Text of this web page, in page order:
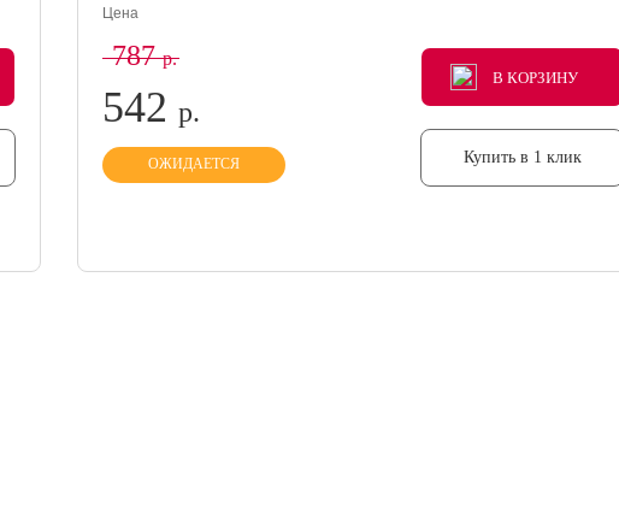
Цена
787р.
542 р.
ОЖИДАЕТСЯ
В КОРЗИНУ
В КОРЗИНУ
В КОРЗИНУ
Купить в 1 клик